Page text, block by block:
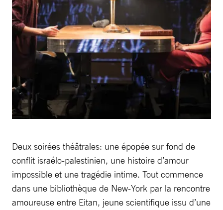
Deux soirées théâtrales: une épopée sur fond de
conflit israélo-palestinien, une histoire d’amour
impossible et une tragédie intime. Tout commence
dans une bibliothèque de New-York par la rencontre
amoureuse entre Eitan, jeune scientifique issu d’une